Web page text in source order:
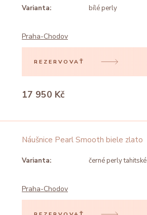
Varianta: bílé perly
Praha-Chodov
REZERVOVAŤ
17 950 Kč
Náušnice Pearl Smooth biele zlato
Varianta: černé perly tahitské
Praha-Chodov